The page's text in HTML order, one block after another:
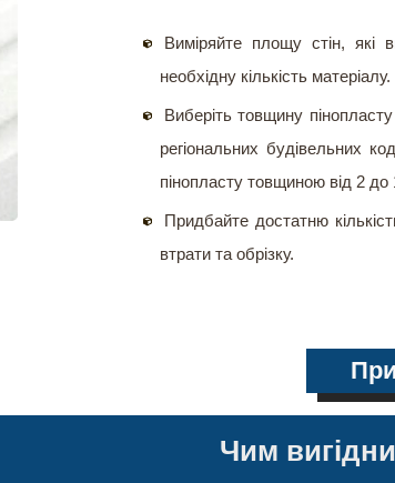
Виміряйте площу стін, які
необхідну кількість матеріалу.
Виберіть товщину
регіональних будівельних
пінопласту товщиною від 2 до
Придбайте достатню
втрати та обрізку.
Чим